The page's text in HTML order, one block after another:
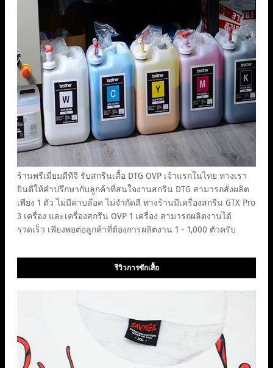
ร้านพรีเมี่ยมดีทีจี รับสกรีนเสื้อ DTG OVP เจ้าแรกในไทย ทางเรา
ยินดีให้คำปรึกษากับลูกค้าที่สนใจงานสกรีน DTG สามารถสั่งผลิต
เพียง 1 ตัว ไม่มีค่าบล๊อค ไม่จำกัดสี ทางร้านมีเครื่องสกรีน GTX Pro
3 เครื่อง และเครื่องสกรีน OVP 1 เครื่อง สามารถผลิตงานได้
รวดเร็ว เพียงพอต่อลูกค้าที่ต้องการผลิตงาน 1 - 1,000 ตัวครับ
รีวิวการซักเสื้อ